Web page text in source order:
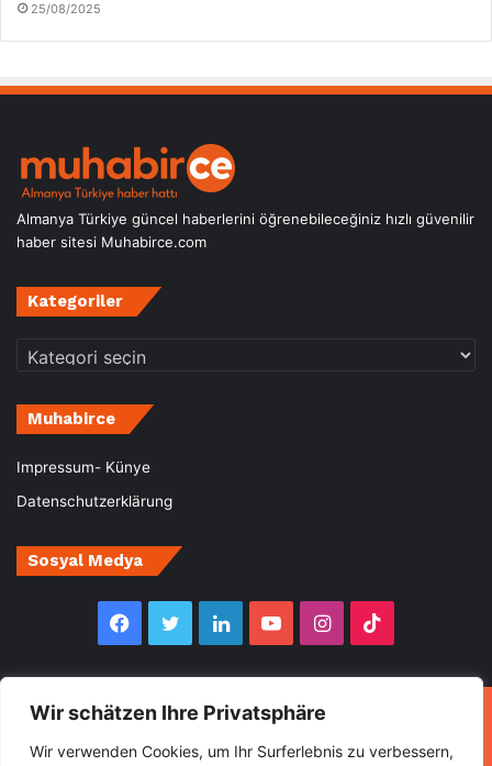
Wir schätzen Ihre Privatsphäre
Wir verwenden Cookies, um Ihr Surferlebnis zu verbessern,
25/08/2025
Almanya Türkiye güncel haberlerini öğrenebileceğiniz hızlı güvenilir
haber sitesi Muhabirce.com
Kategoriler
Kategoriler
Muhabirce
Impressum- Künye
Datenschutzerklärung
Sosyal Medya
Facebook
TwitterLinkedInYouTubeInstagram
© Copyright 2026, All Rights Reserved Muhabirce
Ana Sayfa
Haberler Ekonomi Gurbette Bir Ömür